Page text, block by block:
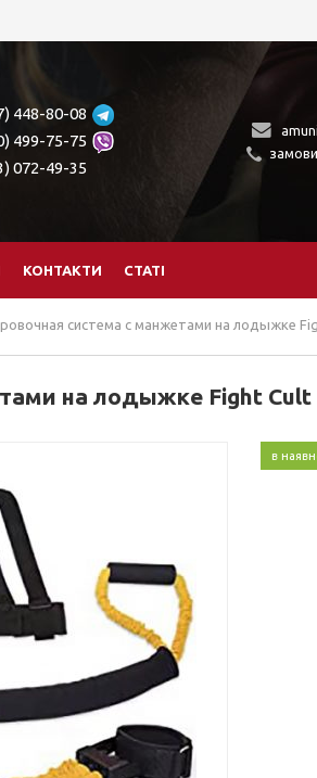
448-80-08
499-75-75
072-49-35
КОНТАКТИ СТАТІ
система с манжетами на лодыжке
на лодыжке Fight Cult
в